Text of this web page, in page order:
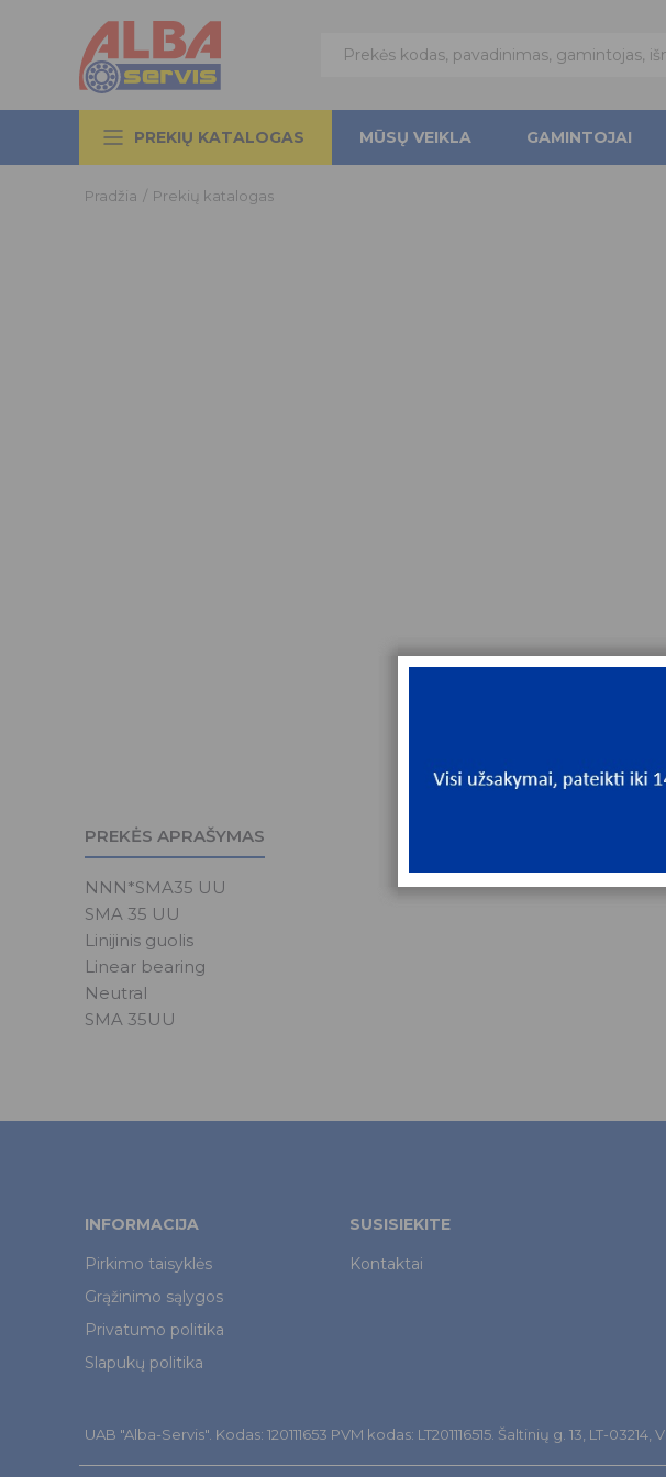
PREKIŲ KATALOGAS MŪSŲ VEIKLA GAMINTOJAI
Pradžia / Prekių katalogas
PREKĖS APRAŠYMAS
NNN*SMA35 UU
SMA 35 UU
Linijinis guolis
Linear bearing
Neutral
SMA 35UU
INFORMACIJA
Pirkimo taisyklės
Grąžinimo sąlygos
Privatumo politika
Slapukų politika
SUSISIEKITE
Kontaktai
UAB "Alba-Servis". Kodas: 120111653 PVM kodas: LT201116515. Šaltinių g. 13, LT-